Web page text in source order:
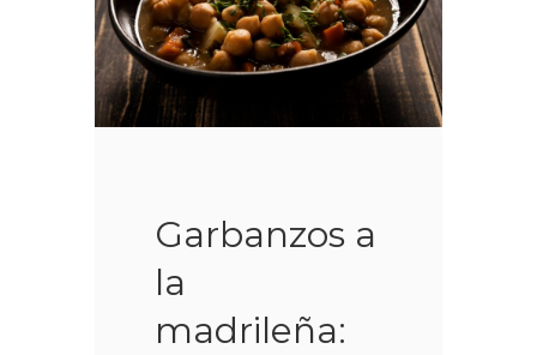
Garbanzos a
la
madrileña: